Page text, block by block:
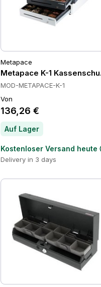
Metapace
Metapace K-1
MOD-METAPACE-K-1
Von
136,26 €
Auf Lager
Kostenloser Versand heute
Delivery in 3 days